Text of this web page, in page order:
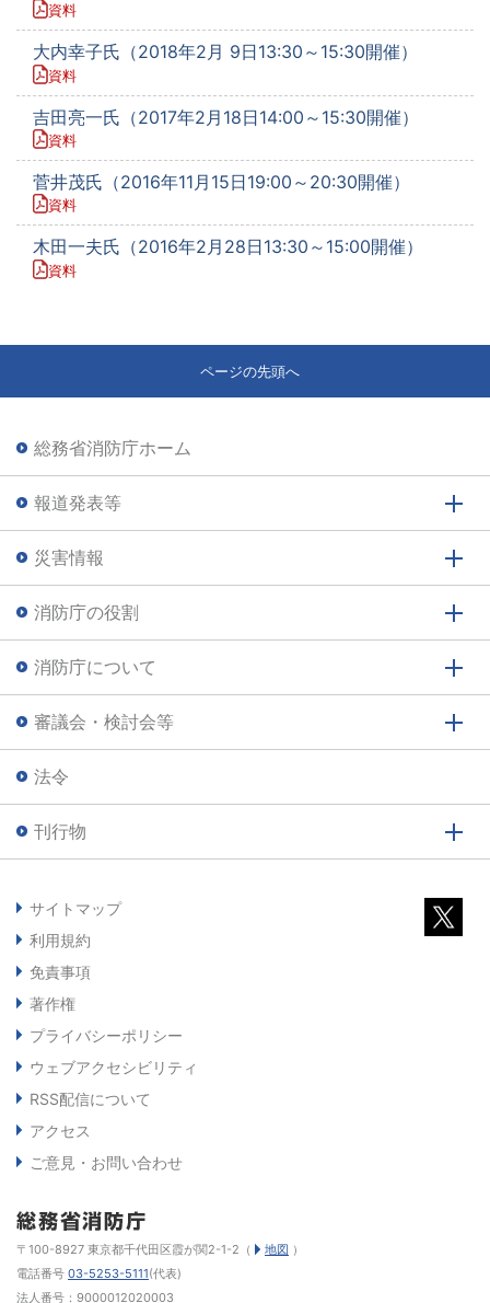
資料
大内幸子氏（2018年2月 9日13:30～15:30開催）
資料
吉田亮一氏（2017年2月18日14:00～15:30開催）
資料
菅井茂氏（2016年11月15日19:00～20:30開催）
資料
木田一夫氏（2016年2月28日13:30～15:00開催）
資料
ページの先頭へ
総務省消防庁ホーム
報道発表等
災害情報
消防庁の役割
消防庁について
審議会・検討会等
法令
刊行物
サイトマップ
利用規約
免責事項
著作権
プライバシーポリシー
ウェブアクセシビリティ
RSS配信について
アクセス
ご意見・お問い合わせ
〒100-8927 東京都千代田区霞が関2-1-2（ 地図 ）
電話番号 03-5253-5111(代表)
法人番号：9000012020003